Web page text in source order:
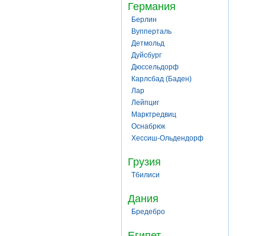
Германия
Берлин
Вупперталь
Детмольд
Дуйсбург
Дюссельдорф
Карлсбад (Баден)
Лар
Лейпциг
Марктредвиц
Оснабрюк
Хессиш-Ольдендорф
Грузия
Тбилиси
Дания
Бредебро